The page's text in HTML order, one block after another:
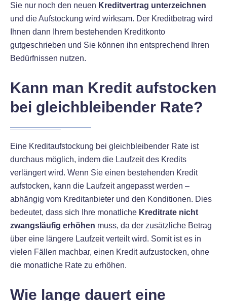
Sie nur noch den neuen Kreditvertrag unterzeichnen
und die Aufstockung wird wirksam. Der Kreditbetrag wird
Ihnen dann Ihrem bestehenden Kreditkonto
gutgeschrieben und Sie können ihn entsprechend Ihren
Bedürfnissen nutzen.
Kann man Kredit aufstocken
bei gleichbleibender Rate?
Eine Kreditaufstockung bei gleichbleibender Rate ist
durchaus möglich, indem die Laufzeit des Kredits
verlängert wird. Wenn Sie einen bestehenden Kredit
aufstocken, kann die Laufzeit angepasst werden –
abhängig vom Kreditanbieter und den Konditionen. Dies
bedeutet, dass sich Ihre monatliche Kreditrate nicht
zwangsläufig erhöhen muss, da der zusätzliche Betrag
über eine längere Laufzeit verteilt wird. Somit ist es in
vielen Fällen machbar, einen Kredit aufzustocken, ohne
die monatliche Rate zu erhöhen.
Wie lange dauert eine